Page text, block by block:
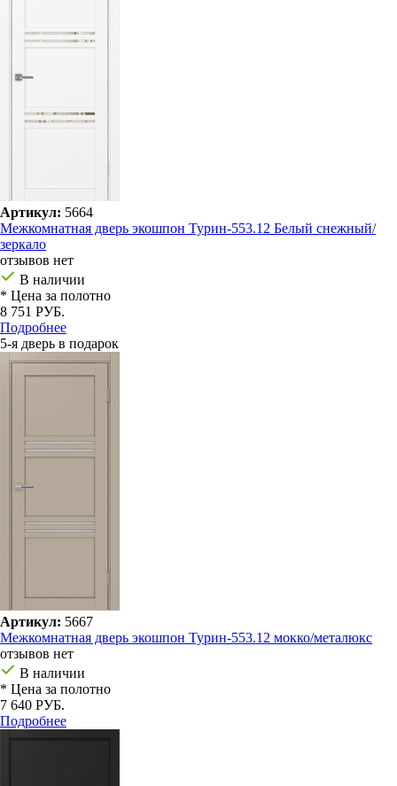
Артикул: 5664
Межкомнатная дверь экошпон Турин-553.12 Белый снежный/
зеркало
отзывов нет
В наличии
* Цена за полотно
8 751 РУБ.
Подробнее
5-я дверь в подарок
Артикул: 5667
Межкомнатная дверь экошпон Турин-553.12 мокко/металюкс
отзывов нет
В наличии
* Цена за полотно
7 640 РУБ.
Подробнее